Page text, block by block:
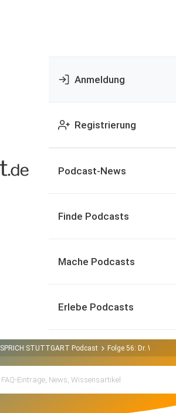
Anmeldung
Registrierung
Podcast-News
Finde Podcasts
Mache Podcasts
Erlebe Podcasts
SPRICH:STUTTGART Podcast Folge 56: Dr.